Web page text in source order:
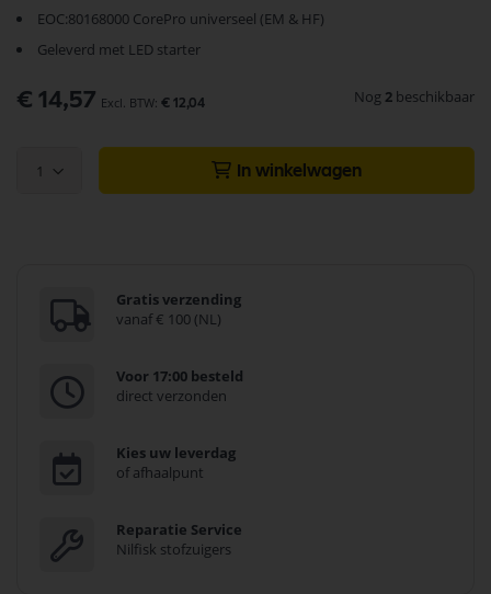
EOC:80168000 CorePro universeel (EM & HF)
Geleverd met LED starter
€ 14,57 € 12,04 Nog 2 beschikbaar
1 In winkelwagen
Gratis verzending
vanaf € 100 (NL)
Voor 17:00 besteld
direct verzonden
Kies uw leverdag
of afhaalpunt
Reparatie Service
Nilfisk stofzuigers
de
afbeeldingen-